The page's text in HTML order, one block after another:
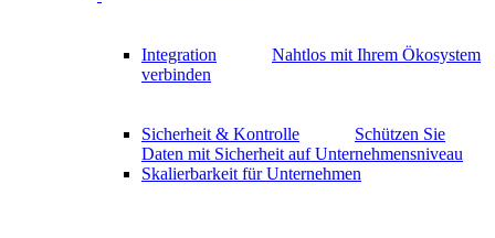
Integration
Nahtlos mit Ihrem Ökosystem
verbinden
Sicherheit & Kontrolle
Schützen Sie
Daten mit Sicherheit auf Unternehmensniveau
Skalierbarkeit für Unternehmen